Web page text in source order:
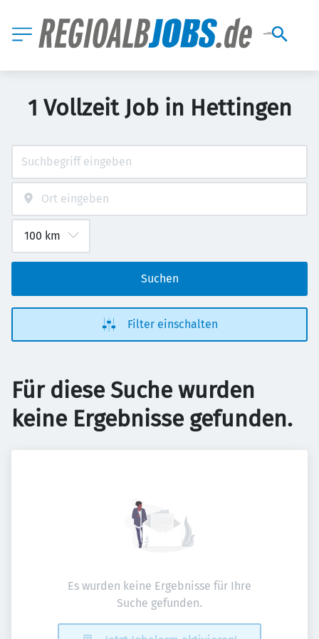
1 Vollzeit Job in Hettingen
Suchen
Filter einschalten
Für diese Suche wurden
keine Ergebnisse gefunden.
Es wurden keine Ergebnisse für Ihre
Suche gefunden.